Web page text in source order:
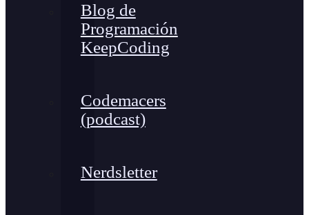
Blog de
Programación
KeepCoding
Codemacers
(podcast)
Nerdsletter